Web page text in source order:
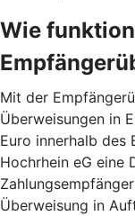
Wie
Mit der
Überweisungen in
Euro innerhalb des
Hochrhein eG eine
Überweisung in